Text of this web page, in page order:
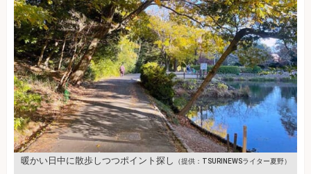
暖かい日中に散歩しつつポイント探し （提供：TSURINEWSライター夏野）